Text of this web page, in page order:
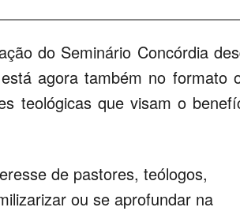
do Seminário Concórdia
agora também no formato
teológicas que visam o
de pastores, teólogos,
ou se aprofundar na